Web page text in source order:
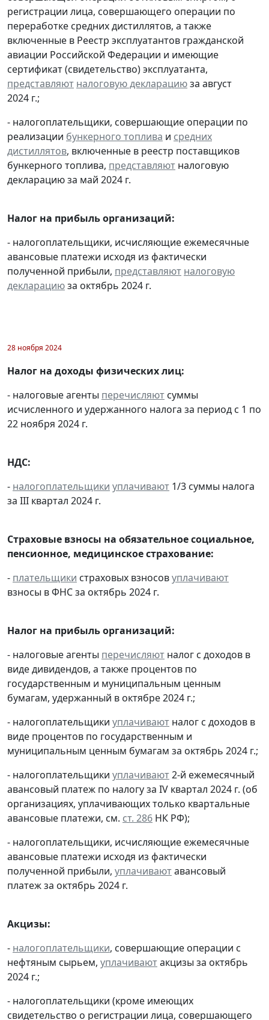
регистрации лица, совершающего операции по
переработке средних дистиллятов, а также
включенные в Реестр эксплуатантов гражданской
авиации Российской Федерации и имеющие
сертификат (свидетельство) эксплуатанта,
представляют налоговую декларациюза август
2024 г.;
- налогоплательщики, совершающие операции по
реализации бункерного топлива и средних
дистиллятов, включенные в реестр поставщиков
бункерного топлива, представляют налоговую
декларацию за май 2024 г.
Налог на прибыль организаций:
- налогоплательщики, исчисляющие ежемесячные
авансовые платежи исходя из фактически
полученной прибыли, представляют налоговую
декларациюза октябрь 2024 г.
28 ноября 2024
Налог на доходы физических лиц:
- налоговые агенты перечисляют суммы
исчисленного и удержанного налога за период с 1 по
22 ноября 2024 г.
НДС:
- налогоплательщики уплачивают 1/3 суммы налога
за III квартал 2024 г.
Страховые взносы на обязательное социальное,
пенсионное, медицинское страхование:
- плательщики страховых взносовуплачивают
взносы в ФНС за октябрь 2024 г.
Налог на прибыль организаций:
- налоговые агенты перечисляют налог с доходов в
виде дивидендов, а также процентов по
государственным и муниципальным ценным
бумагам, удержанный в октябре 2024 г.;
- налогоплательщики уплачивают налог с доходов в
виде процентов по государственным и
муниципальным ценным бумагам за октябрь 2024 г.;
- налогоплательщики уплачивают2-й ежемесячный
авансовый платеж по налогу за IV квартал 2024 г. (об
организациях, уплачивающих только квартальные
авансовые платежи, см. ст. 286 НК РФ);
- налогоплательщики, исчисляющие ежемесячные
авансовые платежи исходя из фактически
полученной прибыли, уплачиваютавансовый
платеж за октябрь 2024 г.
Акцизы:
- налогоплательщики, совершающие операции с
нефтяным сырьем, уплачиваютакцизы за октябрь
2024 г.;
- налогоплательщики (кроме имеющих
свидетельство о регистрации лица, совершающего